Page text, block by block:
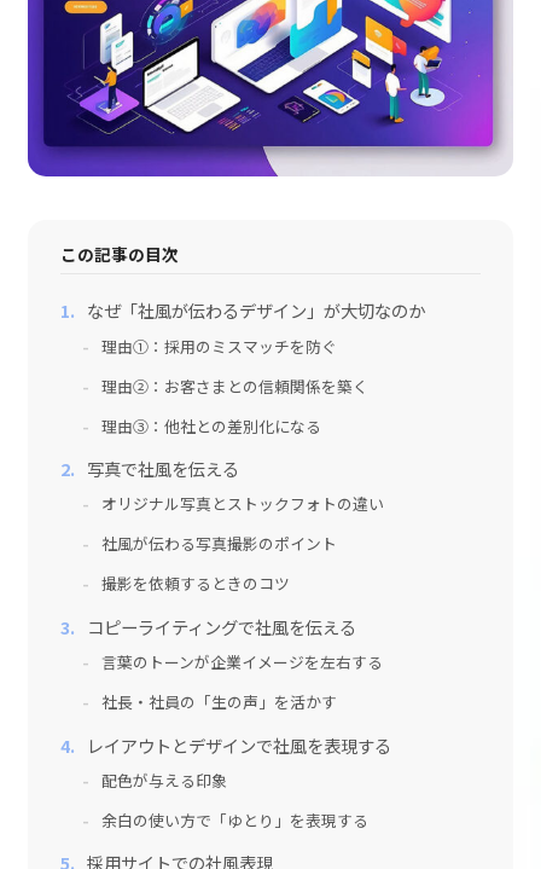
お問い合わせ
この記事の目次
なぜ「社風が伝わるデザイン」が大切なのか
理由①：採用のミスマッチを防ぐ
理由②：お客さまとの信頼関係を築く
理由③：他社との差別化になる
写真で社風を伝える
オリジナル写真とストックフォトの違い
社風が伝わる写真撮影のポイント
撮影を依頼するときのコツ
コピーライティングで社風を伝える
言葉のトーンが企業イメージを左右する
社長・社員の「生の声」を活かす
レイアウトとデザインで社風を表現する
配色が与える印象
余白の使い方で「ゆとり」を表現する
採用サイトでの社風表現